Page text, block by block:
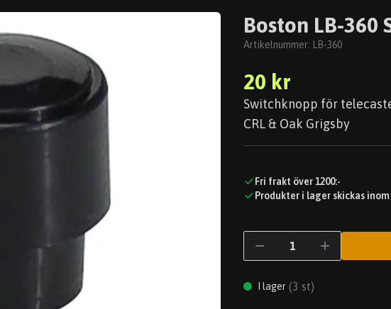
Boston LB-360
Artikelnummer: LB-360
20 kr
Switchknopp för
CRL & Oak Grigsby
Fri frakt över 1200:-
Produkter i lager skickas
I lager (3 st)